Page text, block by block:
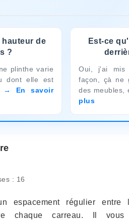
de
?
plinthe varie
dont elle est
En savoir
Est-ce
Oui, j'ai mis
façon, çà ne
des meubles,
plus
: 16
espacement régulier
chaque carreau. Il